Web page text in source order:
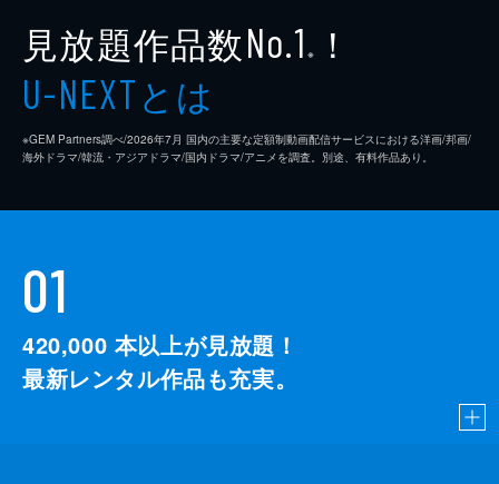
見放題作品数No.1 ※ ！
U-NEXTとは
※GEM Partners調べ/2026年7⽉ 国内の主要な定額制動画配信サービスにおける洋画/邦画/
海外ドラマ/韓流・アジアドラマ/国内ドラマ/アニメを調査。別途、有料作品あり。
01
420,000 本以上が見放題！
最新レンタル作品も充実。